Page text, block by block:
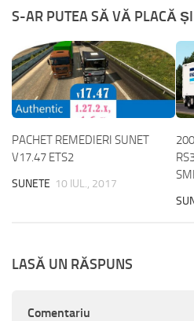
S-AR PUTEA SĂ VĂ PLACĂ
PACHET REMEDIERI SUNET
V17.47 ETS2
SUNETE 10 IUL., 2017
LASĂ UN RĂSPUNS
Comentariu